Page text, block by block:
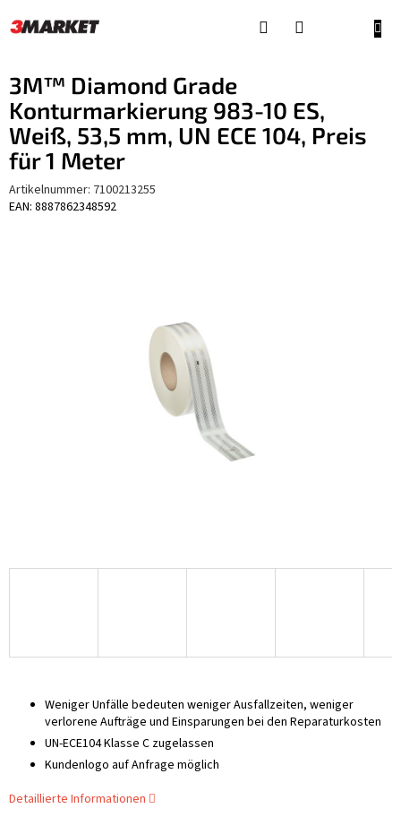
Inhalt
3M™ Diamond Grade
Konturmarkierung 983-10 ES,
Weiß, 53,5 mm, UN ECE 104, Preis
für 1 Meter
Artikelnummer: 7100213255
EAN: 8887862348592
Weniger Unfälle bedeuten weniger Ausfallzeiten, weniger
verlorene Aufträge und Einsparungen bei den Reparaturkosten
UN-ECE104 Klasse C zugelassen
Kundenlogo auf Anfrage möglich
Detaillierte Informationen